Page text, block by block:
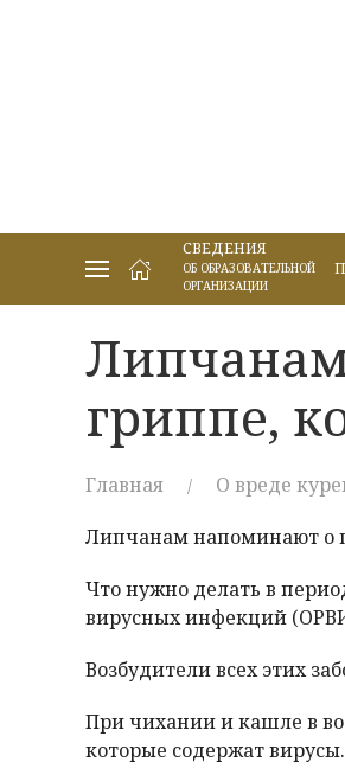
СВЕДЕНИЯ
ОБ ОБРАЗОВАТЕЛЬНОЙ
ОРГАНИЗАЦИИ
гриппе,
Главная
О вреде
Липчанам напоминают о
Что нужно делать в
вирусных инфекций
Возбудители всех этих
При чихании и кашле в
которые содержат